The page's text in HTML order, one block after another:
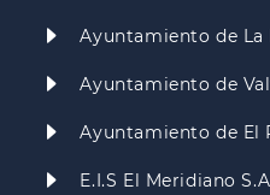
Ayuntamiento de La
Ayuntamiento de
Ayuntamiento de El
E.I.S El Meridiano